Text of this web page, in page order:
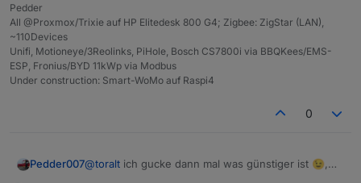
Pedder
All @Proxmox/Trixie auf HP Elitedesk 800 G4; Zigbee: ZigStar (LAN),
~110Devices
Unifi, Motioneye/3Reolinks, PiHole, Bosch CS7800i via BBQKees/EMS-
ESP, Fronius/BYD 11kWp via Modbus
Under construction: Smart-WoMo auf Raspi4
0
Pedder007@toralt ich gucke dann mal was günstiger ist 😉,